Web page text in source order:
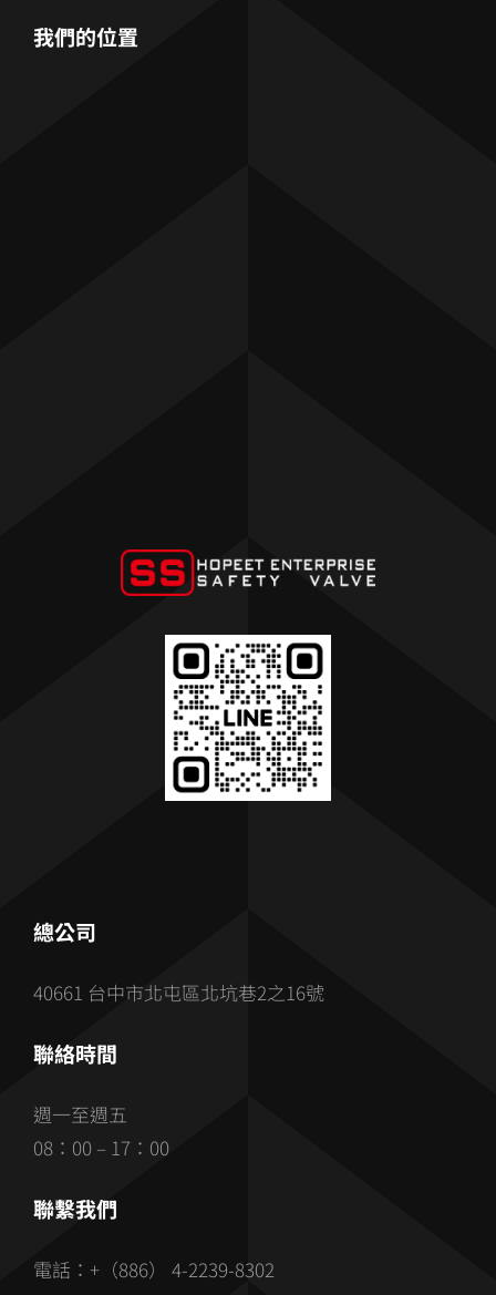
我們的位置
總公司
40661 台中市北屯區北坑巷2之16號
聯絡時間
週一至週五
08：00 – 17：00
聯繫我們
電話：+（886） 4-2239-8302